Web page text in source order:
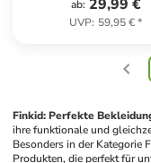
ab: 29,99 €
UVP: 59,95 €*
Finkid: Perfekte
ihre funktionale und
Besonders in der Kategorie
Produkten, die perfekt für